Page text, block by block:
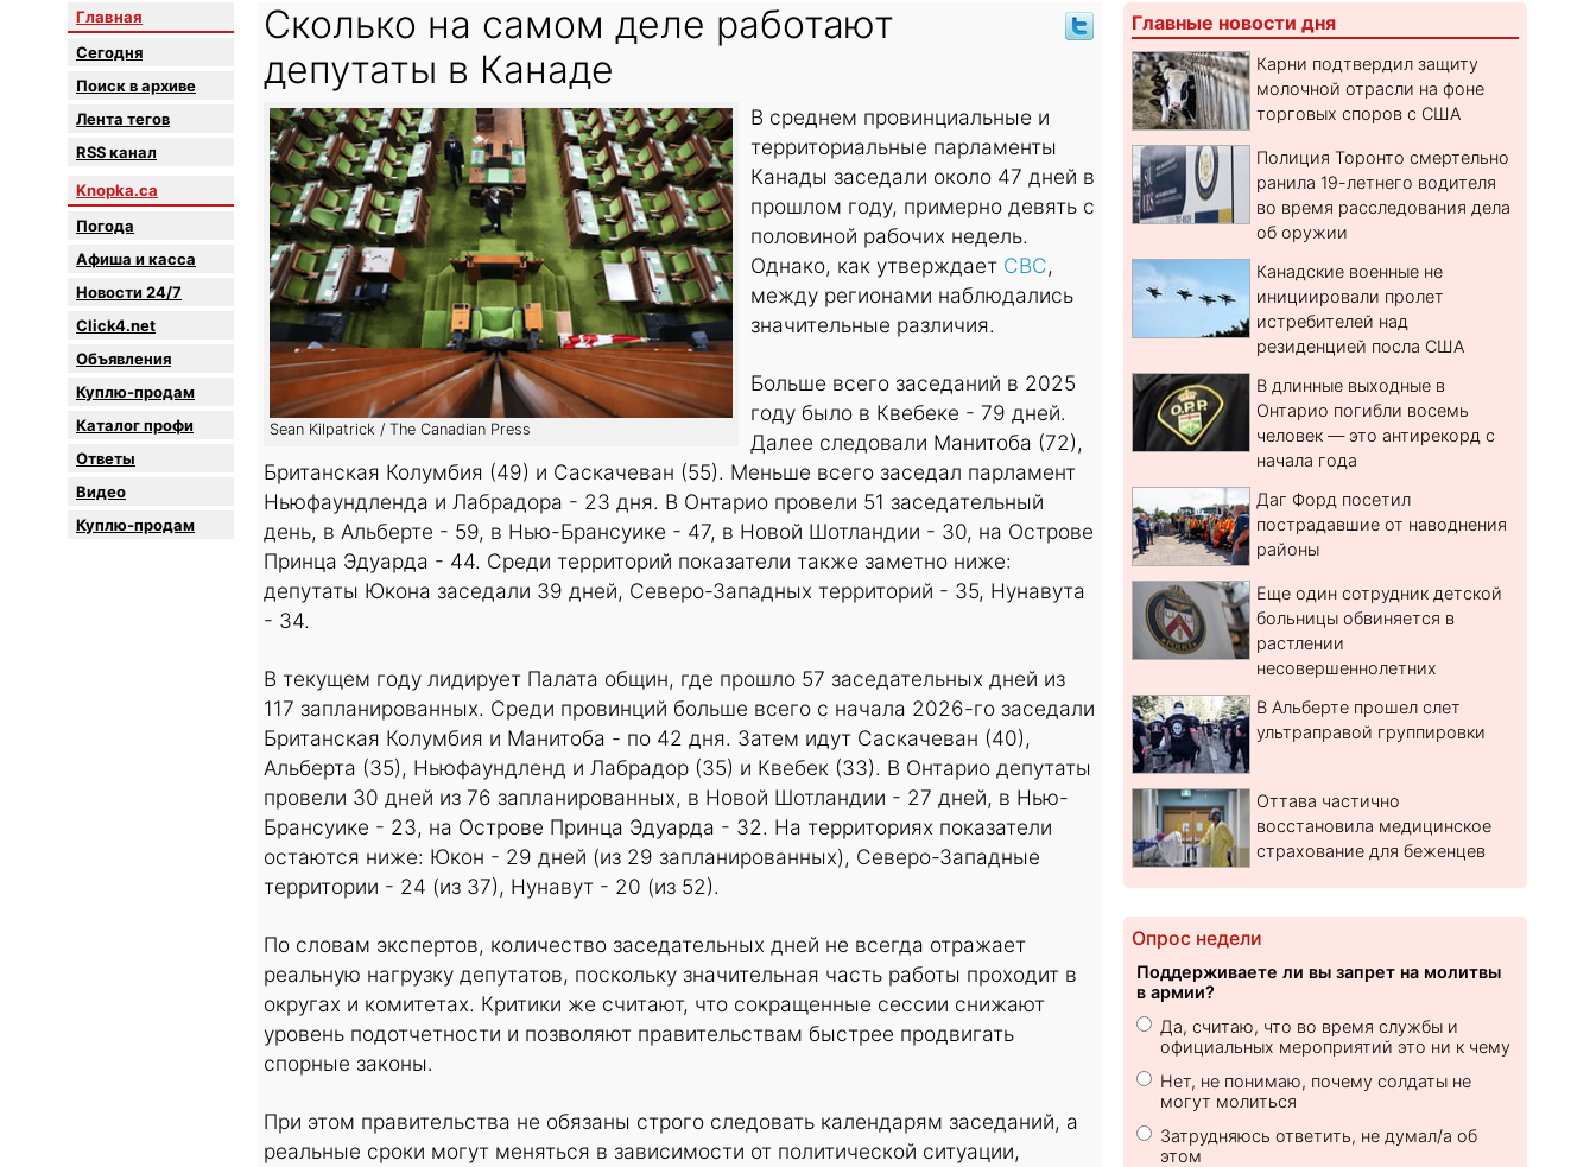
Главная
Сегодня
Поиск в архиве
Лента тегов
RSS канал
Knopka.ca
Погода
Афиша и касса
Новости 24/7
Click4.net
Объявления
Куплю-продам
Каталог профи
Oтветы
Видео
Куплю-продам
Сколько на самом деле работают
депутаты в Канаде
Sean Kilpatrick / The Canadian Press
В среднем провинциальные и
территориальные парламенты
Канады заседали около 47 дней в
прошлом году, примерно девять с
половиной рабочих недель.
Однако, как утверждает CBC,
между регионами наблюдались
значительные различия.
Больше всего заседаний в 2025
году было в Квебеке - 79 дней.
Далее следовали Манитоба (72),
Британская Колумбия (49) и Саскачеван (55). Меньше всего заседал парламент
Ньюфаундленда и Лабрадора - 23 дня. В Онтарио провели 51 заседательный
день, в Альберте - 59, в Нью-Брансуике - 47, в Новой Шотландии - 30, на Острове
Принца Эдуарда - 44. Среди территорий показатели также заметно ниже:
депутаты Юкона заседали 39 дней, Северо-Западных территорий - 35, Нунавута
- 34.
В текущем году лидирует Палата общин, где прошло 57 заседательных дней из
117 запланированных. Среди провинций больше всего с начала 2026-го заседали
Британская Колумбия и Манитоба - по 42 дня. Затем идут Саскачеван (40),
Альберта (35), Ньюфаундленд и Лабрадор (35) и Квебек (33). В Онтарио депутаты
провели 30 дней из 76 запланированных, в Новой Шотландии - 27 дней, в Нью-
Брансуике - 23, на Острове Принца Эдуарда - 32. На территориях показатели
остаются ниже: Юкон - 29 дней (из 29 запланированных), Северо-Западные
территории - 24 (из 37), Нунавут - 20 (из 52).
По словам экспертов, количество заседательных дней не всегда отражает
реальную нагрузку депутатов, поскольку значительная часть работы проходит в
округах и комитетах. Критики же считают, что сокращенные сессии снижают
уровень подотчетности и позволяют правительствам быстрее продвигать
спорные законы.
При этом правительства не обязаны строго следовать календарям заседаний, а
реальные сроки могут меняться в зависимости от политической ситуации,
Главные новости дня
Карни подтвердил защиту
молочной отрасли на фоне
торговых споров с США
Полиция Торонто смертельно
ранила 19-летнего водителя
во время расследования дела
об оружии
Канадские военные не
инициировали пролет
истребителей над
резиденцией посла США
В длинные выходные в
Онтарио погибли восемь
человек — это антирекорд с
начала года
Даг Форд посетил
пострадавшие от наводнения
районы
Еще один сотрудник детской
больницы обвиняется в
растлении
несовершеннолетних
В Альберте прошел слет
ультраправой группировки
Оттава частично
восстановила медицинское
страхование для беженцев
Опрос недели
Поддерживаете ли вы запрет на молитвы
в армии?
Да, считаю, что во время службы и
официальных мероприятий это ни к чему
Нет, не понимаю, почему солдаты не
могут молиться
Затрудняюсь ответить, не думал/а об
этом